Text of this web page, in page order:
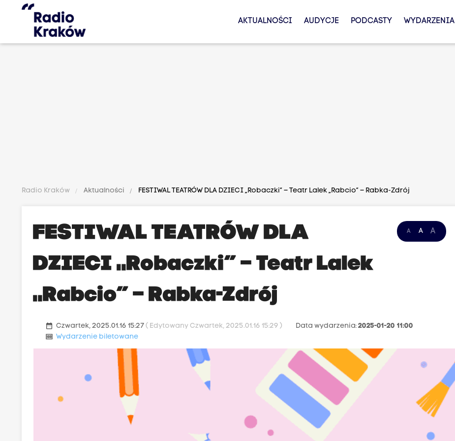
AKTUALNOŚCI AUDYCJE PODCASTY WYDARZENIA
Radio Kraków Aktualności FESTIWAL TEATRÓW DLA DZIECI „Robaczki” – Teatr Lalek „Rabcio” – Rabka-Zdrój
A A A
FESTIWAL TEATRÓW DLA
DZIECI „Robaczki” – Teatr Lalek
„Rabcio” – Rabka-Zdrój
date_range Czwartek, 2025.01.16 15:27( Edytowany Czwartek, 2025.01.16 15:29 ) Data wydarzenia:2025-01-20 11:00
money Wydarzenie biletowane